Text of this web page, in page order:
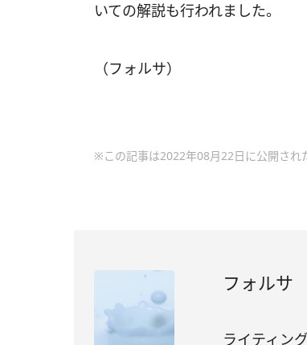
いての解説も行われました。
（フォルサ）
※この記事は2022年08月22日に公開され
フォルサ
ライティン